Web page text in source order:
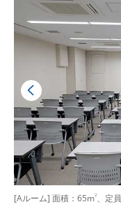
[Aルーム] 面積：65m2、定